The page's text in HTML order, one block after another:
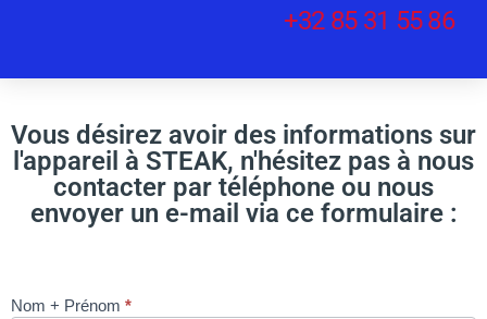
+32 85 31 55 86
Vous désirez avoir des informations sur
l'appareil à STEAK, n'hésitez pas à nous
contacter par téléphone ou nous
envoyer un e-mail via ce formulaire :
POUSSOIRS
Nom + Prénom *